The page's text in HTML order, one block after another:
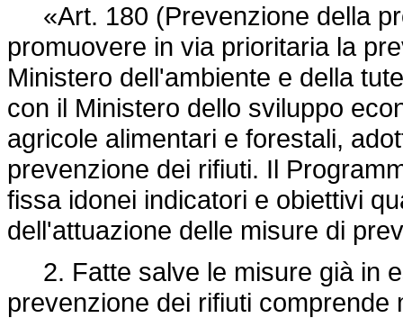
«Art. 180 (Prevenzione della
promuovere in via prioritaria la
Ministero dell'ambiente e della
con il Ministero dello sviluppo
agricole alimentari e forestali,
prevenzione dei rifiuti. Il
fissa idonei indicatori e obiettivi
dell'attuazione delle misure di
2. Fatte salve le misure già in
prevenzione dei rifiuti comprende